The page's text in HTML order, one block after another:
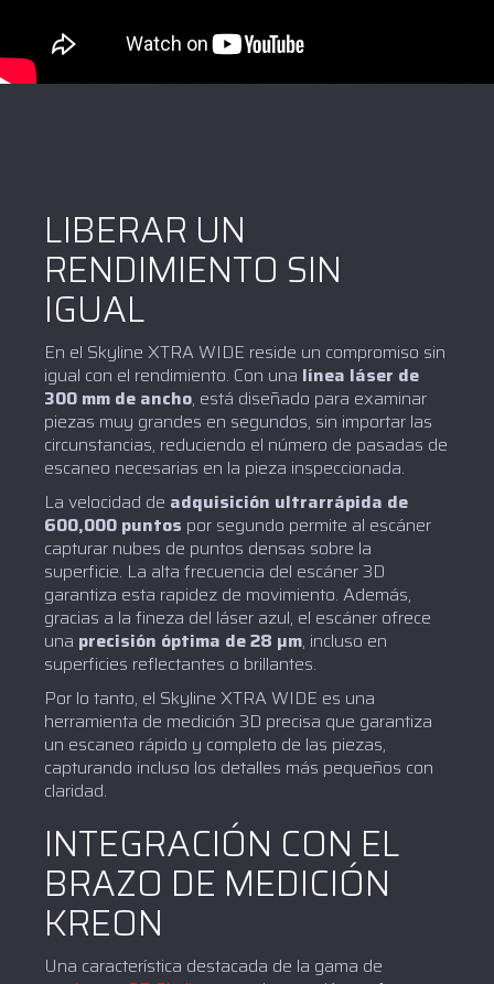
LIBERAR UN
RENDIMIENTO SIN
IGUAL
En el Skyline XTRA WIDE reside un compromiso sin
igual con el rendimiento. Con una línea láser de
300 mm de ancho, está diseñado para examinar
piezas muy grandes en segundos, sin importar las
circunstancias, reduciendo el número de pasadas de
escaneo necesarias en la pieza inspeccionada.
La velocidad de adquisición ultrarrápida de
600,000 puntos por segundo permite al escáner
capturar nubes de puntos densas sobre la
superficie. La alta frecuencia del escáner 3D
garantiza esta rapidez de movimiento. Además,
gracias a la fineza del láser azul, el escáner ofrece
una precisión óptima de 28 µm, incluso en
superficies reflectantes o brillantes.
Por lo tanto, el Skyline XTRA WIDE es una
herramienta de medición 3D precisa que garantiza
un escaneo rápido y completo de las piezas,
capturando incluso los detalles más pequeños con
claridad.
INTEGRACIÓN CON EL
BRAZO DE MEDICIÓN
KREON
Una característica destacada de la gama de